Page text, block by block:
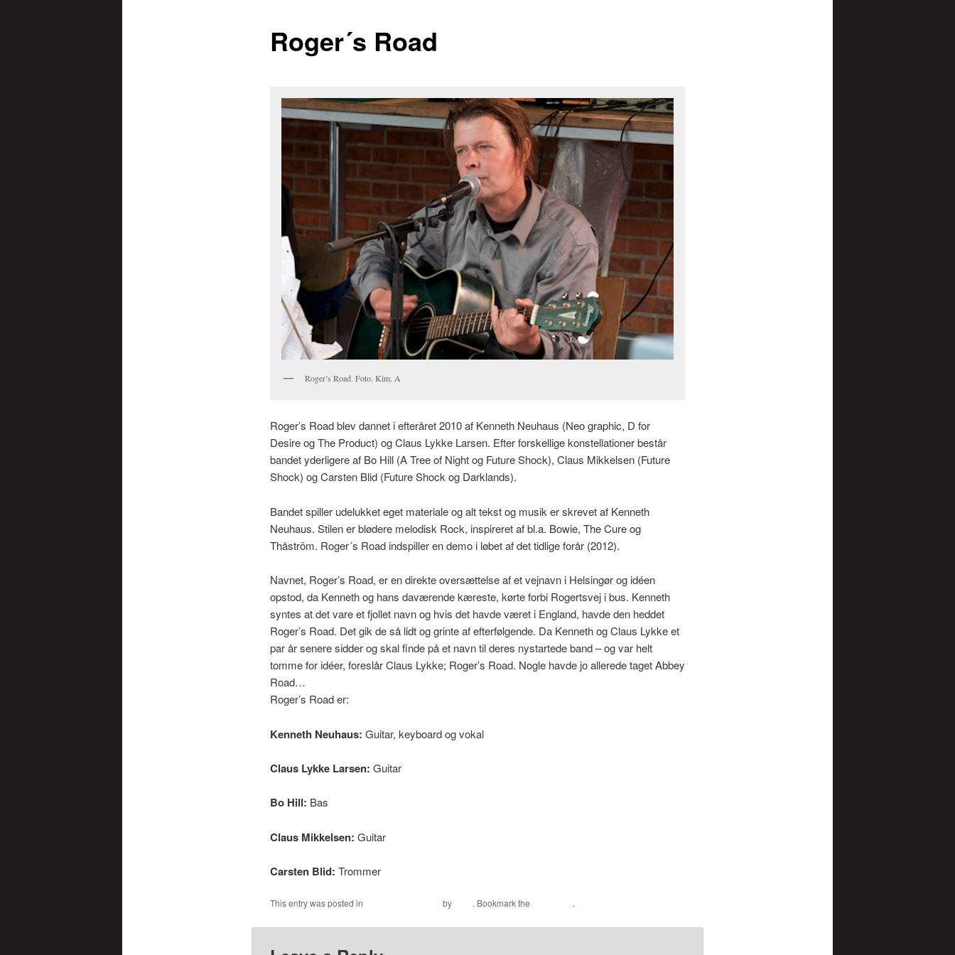
Roger´s Road
Roger’s Road. Foto. Kim. A
Roger’s Road blev dannet i efteråret 2010 af Kenneth Neuhaus (Neo graphic, D for
Desire og The Product) og Claus Lykke Larsen. Efter forskellige konstellationer består
bandet yderligere af Bo Hill (A Tree of Night og Future Shock), Claus Mikkelsen (Future
Shock) og Carsten Blid (Future Shock og Darklands).
Bandet spiller udelukket eget materiale og alt tekst og musik er skrevet af Kenneth
Neuhaus. Stilen er blødere melodisk Rock, inspireret af bl.a. Bowie, The Cure og
Thåström. Roger´s Road indspiller en demo i løbet af det tidlige forår (2012).
Navnet, Roger’s Road, er en direkte oversættelse af et vejnavn i Helsingør og idéen
opstod, da Kenneth og hans daværende kæreste, kørte forbi Rogertsvej i bus. Kenneth
syntes at det vare et fjollet navn og hvis det havde været i England, havde den heddet
Roger’s Road. Det gik de så lidt og grinte af efterfølgende. Da Kenneth og Claus Lykke et
par år senere sidder og skal finde på et navn til deres nystartede band – og var helt
tomme for idéer, foreslår Claus Lykke; Roger’s Road. Nogle havde jo allerede taget Abbey
Road…
Roger’s Road er:
Kenneth Neuhaus: Guitar, keyboard og vokal
Claus Lykke Larsen: Guitar
Bo Hill: Bas
Claus Mikkelsen: Guitar
Carsten Blid: Trommer
This entry was posted in by . Bookmark the .